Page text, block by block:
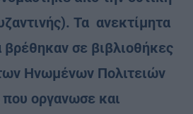
Τα ανεκτίμητα
σε βιβλιοθήκες
Ηνωμένων Πολιτειών
οργανωσε και